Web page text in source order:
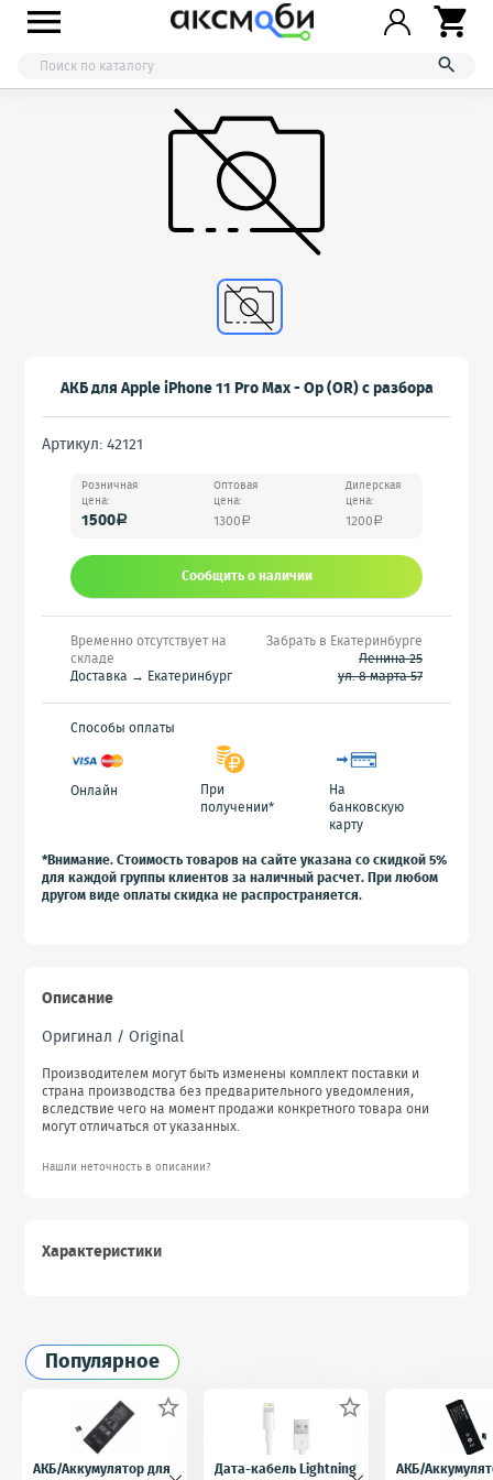



АКБ для Apple iPhone 11 Pro Max - Ор (OR) с разбора
Артикул: 42121
Розничная
цена:
1500a
Оптовая
цена:
1300 a
Дилерская
цена:
1200 a
Сообщить o наличии
Временно отсутствует на
складе
Доставка → Екатеринбург
Забрать в Екатеринбурге
Ленина 25
ул. 8 марта 57
Способы оплаты
Онлайн
При
получении*
На
банковскую
карту
*Внимание. Стоимость товаров на сайте указана со скидкой 5%
для каждой группы клиентов за наличный расчет. При любом
другом виде оплаты скидка не распространяется.
Описание
Оригинал / Original
Производителем могут быть изменены комплект поставки и
страна производства без предварительного уведомления,
вследствие чего на момент продажи конкретного товара они
могут отличаться от указанных.
Нашли неточность в описании?
Характеристики
Популярное

АКБ/Аккумулятор для

Дата-кабель Lightning
АКБ/